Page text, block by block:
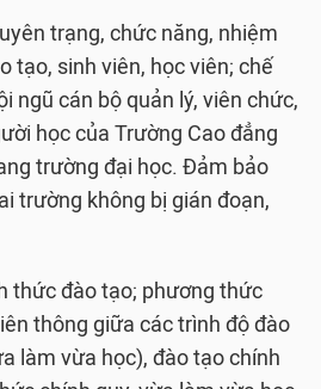
trạng, chức năng, nhiệm
tạo, sinh viên, học viên; chế
ngũ cán bộ quản lý, viên chức,
học của Trường Cao đẳng
trường đại học. Đảm bảo
trường không bị gián đoạn,
thức đào tạo; phương thức
thông giữa các trình độ đào
làm vừa học), đào tạo chính